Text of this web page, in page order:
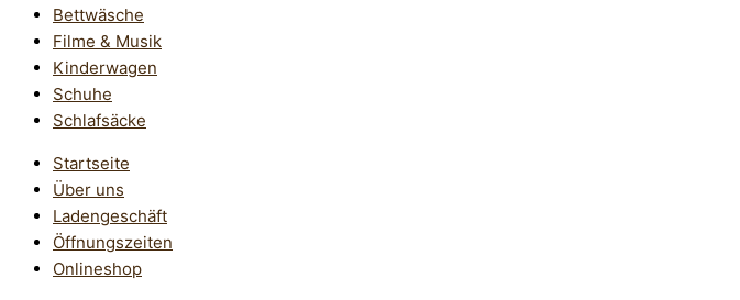
Bettwäsche
Filme & Musik
Kinderwagen
Schuhe
Schlafsäcke
Startseite
Über uns
Ladengeschäft
Öffnungszeiten
Onlineshop